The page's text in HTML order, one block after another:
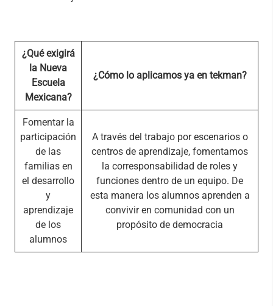
¿Qué exigirá
la Nueva
Escuela
Mexicana?
¿Cómo lo aplicamos ya en tekman?
Fomentar la
participación
de las
familias en
el desarrollo
y
aprendizaje
de los
alumnos
A través del trabajo por escenarios o
centros de aprendizaje, fomentamos
la corresponsabilidad de roles y
funciones dentro de un equipo. De
esta manera los alumnos aprenden a
convivir en comunidad con un
propósito de democracia